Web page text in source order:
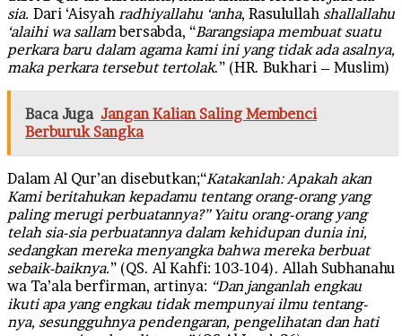
sia. Dari ‘Aisyah radhiyallahu ‘anha, Rasulullah shallallahu
‘alaihi wa sallambersabda, “Barangsiapa membuat suatu
perkara baru dalam agama kami ini yang tidak ada asalnya,
maka perkara tersebut tertolak.” (HR. Bukhari – Muslim)
Baca Juga Jangan Kalian Saling Membenci
Berburuk Sangka
Dalam Al Qur’an disebutkan;“Katakanlah: Apakah akan
Kami beritahukan kepadamu tentang orang-orang yang
paling merugi perbuatannya?” Yaitu orang-orang yang
telah sia-sia perbuatannya dalam kehidupan dunia ini,
sedangkan mereka menyangka bahwa mereka berbuat
sebaik-baiknya.” (QS. Al Kahfi: 103-104). Allah Subhanahu
wa Ta’ala berfirman, artinya: “Dan janganlah engkau
ikuti apa yang engkau tidak mempunyai ilmu tentang-
nya, sesungguhnya pendengaran, pengelihatan dan hati